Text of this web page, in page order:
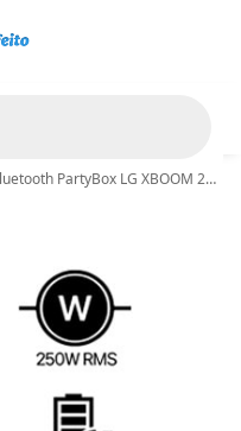
RMS, Resistente à água (IPX4), 20 horas de bateria e Visor de Pixel LED – XL7T – XL7T